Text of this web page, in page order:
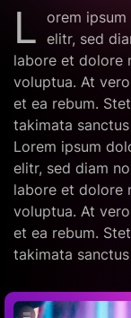
L orem
elitr, sed
labore et dolore
voluptua. At
et ea rebum.
takimata
Lorem ipsum
elitr, sed diam
labore et dolore
voluptua. At
et ea rebum.
takimata